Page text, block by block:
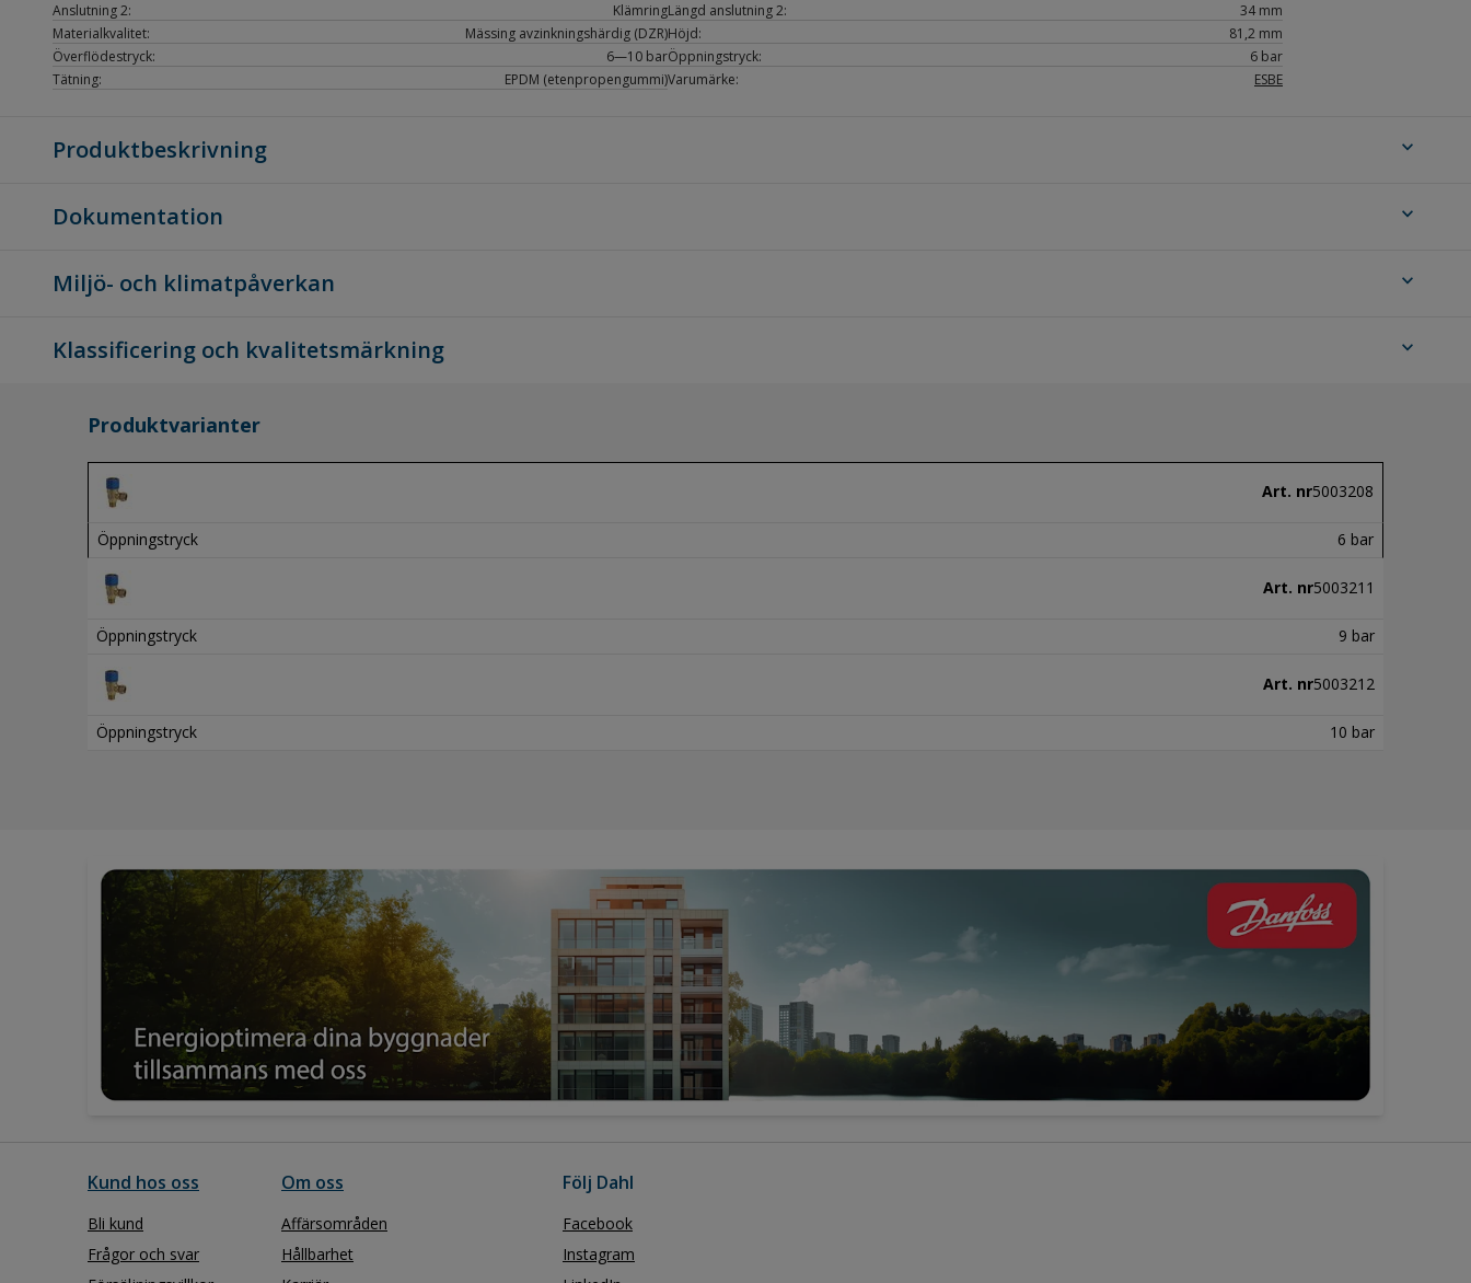
Anslutning 2:
Klämring
Materialkvalitet:
Mässing avzinkningshärdig (DZR)
Överflödestryck:
6—10 bar
Tätning:
EPDM (etenpropengummi)
Längd anslutning 2:
34 mm
Höjd:
81,2 mm
Öppningstryck:
6 bar
Varumärke:
ESBE
Produktbeskrivning expand_more
Dokumentation expand_more
Miljö- och klimatpåverkan expand_more
Klassificering och kvalitetsmärkning expand_more
Produktvarianter
Art. nr5003208
Öppningstryck 6 bar
Art. nr5003211
Öppningstryck 9 bar
Art. nr5003212
Öppningstryck 10 bar
Kund hos oss
Bli kund
Frågor och svar
Om oss
Affärsområden
Hållbarhet
Följ Dahl
Facebook
Instagram